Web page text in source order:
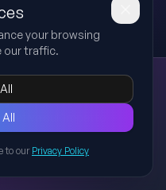
etica innovazione
sull'impatto
contemporanea,
e prospettive future
your browsing
our traffic.
to our Privacy Policy